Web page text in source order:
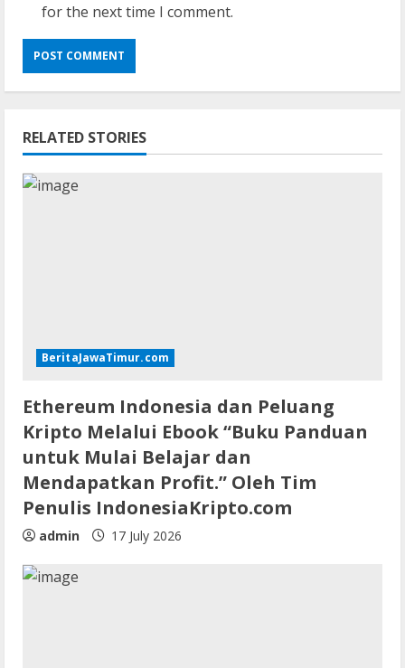
for the next time I comment.
RELATED STORIES
BeritaJawaTimur.com
Ethereum Indonesia dan Peluang
Kripto Melalui Ebook “Buku Panduan
untuk Mulai Belajar dan
Mendapatkan Profit.” Oleh Tim
Penulis IndonesiaKripto.com
admin 17 July 2026